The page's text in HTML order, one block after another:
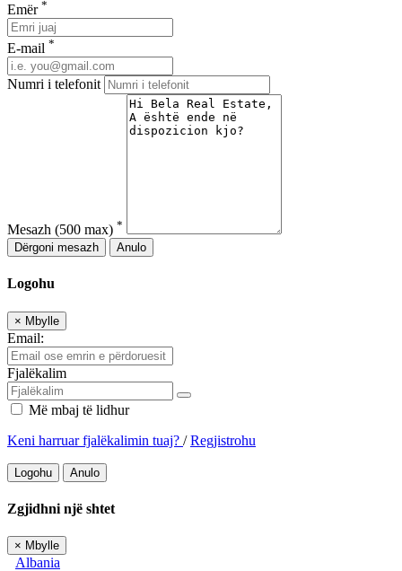
Emër *
E-mail *
Numri i telefonit
Mesazh (500 max) *
Dërgoni mesazh
Anulo
Logohu
× Mbylle
Email:
Fjalëkalim
Më mbaj të lidhur
Keni harruar fjalëkalimin tuaj? /Regjistrohu
Logohu Anulo
Zgjidhni një shtet
× Mbylle
Albania